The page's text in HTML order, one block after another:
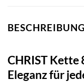
BESCHREIBUNG
CHRIST Kette
Eleganz für